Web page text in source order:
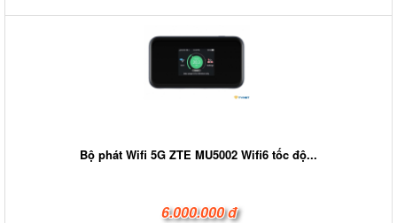
Bộ phát Wifi 5G ZTE MU5002 Wifi6 tốc độ...
6.000.000 đ